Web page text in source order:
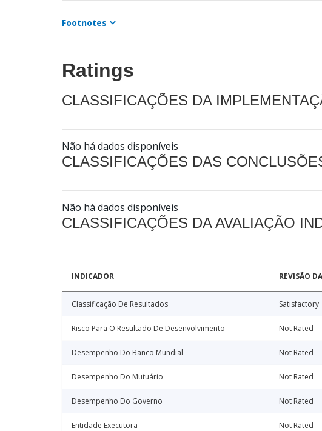
Footnotes
Ratings
CLASSIFICAÇÕES DA
Não há dados disponíveis
CLASSIFICAÇÕES DAS
Não há dados disponíveis
CLASSIFICAÇÕES DA AVALIAÇÃO
INDICADOR REVISÃO
Classificação De Resultados Satisfactory
Risco Para O Resultado De Desenvolvimento Not Rated
Desempenho Do Banco Mundial Not Rated
Desempenho Do Mutuário Not Rated
Desempenho Do Governo Not Rated
Entidade Executora Not Rated